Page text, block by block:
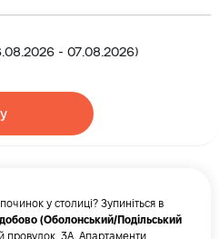
- 07.08.2026)
у столиці? Зупиніться в
(Оболонський/Подільський
провулок, 3А. Апартаменти